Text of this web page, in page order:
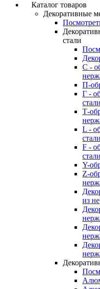
Каталог товаров
Декоративные
стали
С -
П-
Г -
стали
Т-
L -
стали
F -
стали
Y-
Z-
из